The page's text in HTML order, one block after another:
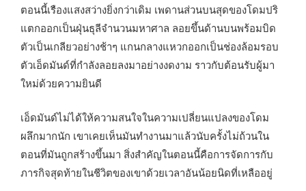
ตอนนี้เรืองแสงสว่างยิ่งกว่าเดิม เพดานส่วนบนสุดของโดมปริ
แตกออกเป็นฝุ่นธุลีจำนวนมหาศาล ลอยขึ้นด้านบนพร้อมบิด
ตัวเป็นเกลียวอย่างช้าๆ แกนกลางแหวกออกเป็นช่องล้อมรอบ
ตัวเอ็ดมันด์ที่กำลังลอยลงมาอย่างงดงาม ราวกับต้อนรับผู้มา
ใหม่ด้วยความยินดี
เอ็ดมันด์ไม่ได้ให้ความสนใจในความเปลี่ยนแปลงของโดม
ผลึกมากนัก เขาเคยเห็นมันทำงานมาแล้วนับครั้งไม่ถ้วนใน
ตอนที่มันถูกสร้างขึ้นมา สิ่งสำคัญในตอนนี้คือการจัดการกับ
ภารกิจสุดท้ายในชีวิตของเขาด้วยเวลาอันน้อยนิดที่เหลืออยู่